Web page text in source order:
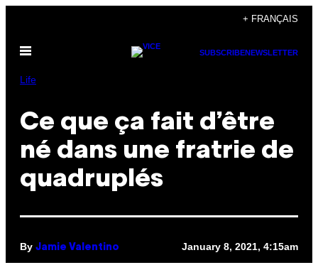
content
+ FRANÇAIS
Open
SUBSCRIBENEWSLETTER
Life
Ce que ça fait d’être
né dans une fratrie de
quadruplés
By Jamie Valentino January 8, 2021, 4:15am